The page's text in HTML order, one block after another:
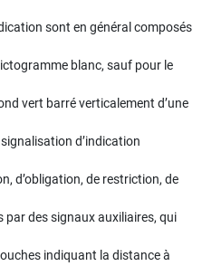
sont en général composés
blanc, sauf pour le
vert barré verticalement d’une
d’indication
d’obligation, de restriction, de
par des signaux auxiliaires, qui
indiquant la distance à